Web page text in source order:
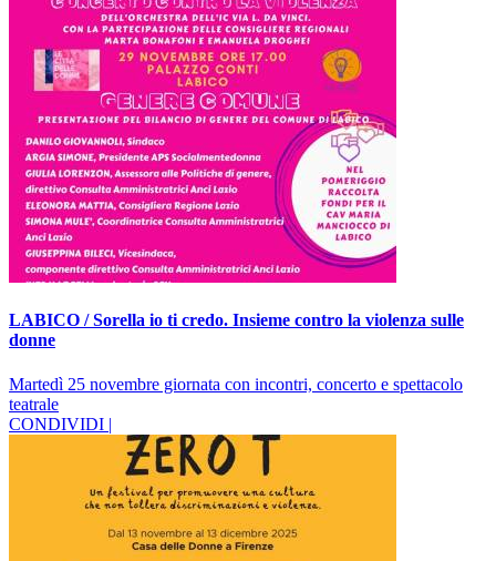
LABICO / Sorella io ti credo. Insieme contro la violenza sulle
donne
Martedì 25 novembre giornata con incontri, concerto e spettacolo
teatrale
CONDIVIDI |